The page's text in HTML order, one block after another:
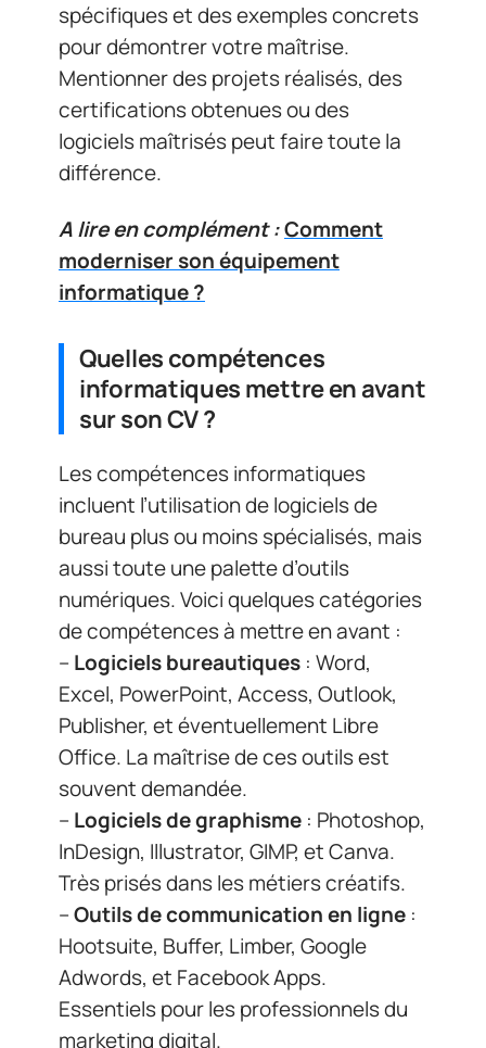
spécifiques et des exemples concrets
pour démontrer votre maîtrise.
Mentionner des projets réalisés, des
certifications obtenues ou des
logiciels maîtrisés peut faire toute la
différence.
A lire en complément :Comment
moderniser son équipement
informatique ?
Quelles compétences
informatiques mettre en avant
sur son CV ?
Les compétences informatiques
incluent l’utilisation de logiciels de
bureau plus ou moins spécialisés, mais
aussi toute une palette d’outils
numériques. Voici quelques catégories
de compétences à mettre en avant :
– Logiciels bureautiques : Word,
Excel, PowerPoint, Access, Outlook,
Publisher, et éventuellement Libre
Office. La maîtrise de ces outils est
souvent demandée.
– Logiciels de graphisme : Photoshop,
InDesign, Illustrator, GIMP, et Canva.
Très prisés dans les métiers créatifs.
–Outils de communication en ligne :
Hootsuite, Buffer, Limber, Google
Adwords, et Facebook Apps.
Essentiels pour les professionnels du
marketing digital.